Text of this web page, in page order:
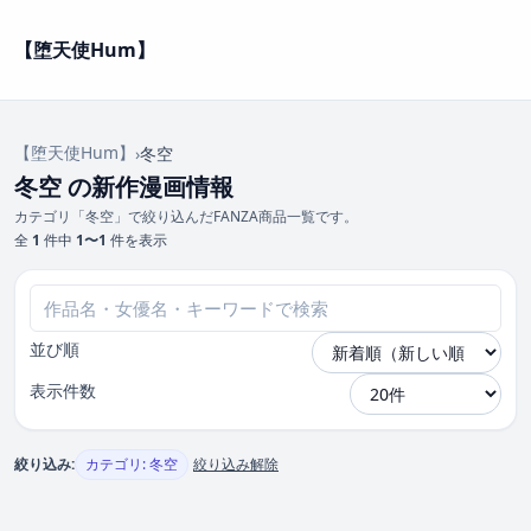
【堕天使Hum】
【堕天使Hum】 ›冬空
冬空 の新作漫画情報
カテゴリ「冬空」で絞り込んだFANZA商品一覧です。
全 1 件中 1〜1 件を表示
並び順
表示件数
絞り込み: カテゴリ: 冬空 絞り込み解除